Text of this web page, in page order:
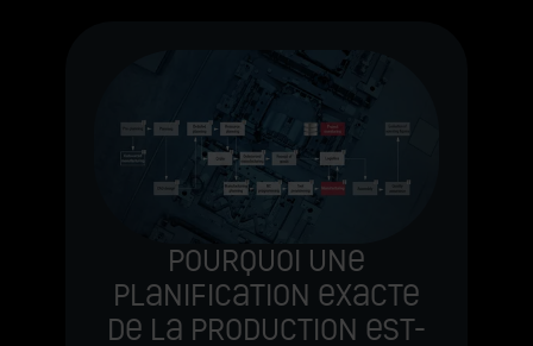
Pourquoi une
planification exacte
de la production est-